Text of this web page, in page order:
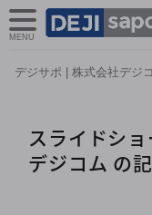
デジサポ | 株式会社デジ
スライドシ
デジコム の
MENU